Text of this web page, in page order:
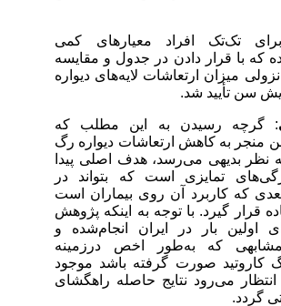
تک‌تک افراد معیارهای کمی
که با قرار دادن در جدول و مقایسه
میزان ارتعاشات لایه‌های دیواره
سن تأیید شد.
رسیدن به این مطلب که
منجر به کاهش ارتعاشات دیواره رگ
نظر بدیهی می‌رسد، هدف اصلی پیدا
تمایزی است که بتواند در
که کاربرد آن روی بیماران است
قرار گیرد. با توجه به اینکه پژوهش
اولین بار در ایران انجام‌شده و
که به‌طور اخص درزمینه
صورت گرفته باشد موجود
می‌رود نتایج حاصله راهگشای
گردد.